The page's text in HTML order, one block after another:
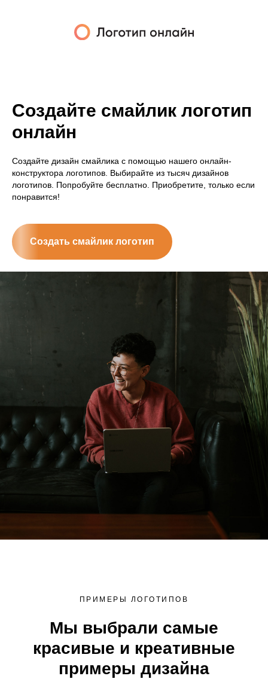
Создайте смайлик логотип
онлайн
Создайте дизайн смайлика с помощью нашего онлайн-
конструктора логотипов. Выбирайте из тысяч дизайнов
логотипов. Попробуйте бесплатно. Приобретите, только если
понравится!
Создать смайлик логотип
ПРИМЕРЫ ЛОГОТИПОВ
Мы выбрали самые
красивые и креативные
примеры дизайна